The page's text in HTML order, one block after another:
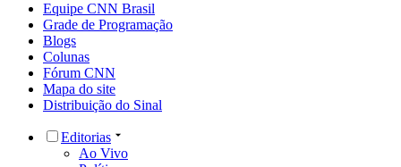
Equipe CNN Brasil
Grade de Programação
Blogs
Colunas
Fórum CNN
Mapa do site
Distribuição do Sinal
Editorias
Ao Vivo